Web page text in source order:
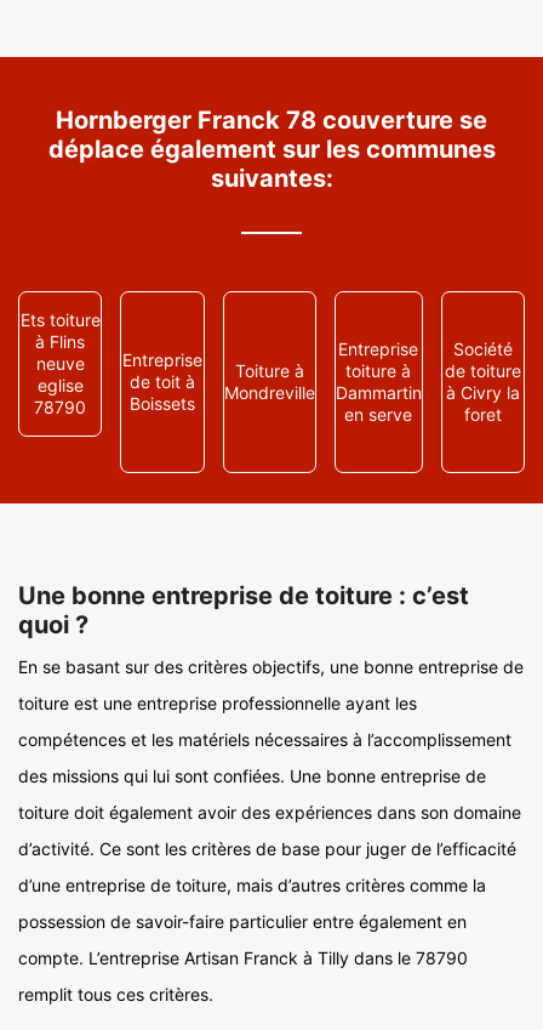
Hornberger Franck 78 couverture se
déplace également sur les communes
suivantes:
Ets toiture
à Flins
neuve
eglise
78790
Entreprise
de toit à
Boissets
Toiture à
Mondreville
Entreprise
toiture à
Dammartin
en serve
Société
de toiture
à Civry la
foret
Une bonne entreprise de toiture : c’est
quoi ?
En se basant sur des critères objectifs, une bonne entreprise de
toiture est une entreprise professionnelle ayant les
compétences et les matériels nécessaires à l’accomplissement
des missions qui lui sont confiées. Une bonne entreprise de
toiture doit également avoir des expériences dans son domaine
d’activité. Ce sont les critères de base pour juger de l’efficacité
d’une entreprise de toiture, mais d’autres critères comme la
possession de savoir-faire particulier entre également en
compte. L’entreprise Artisan Franck à Tilly dans le 78790
remplit tous ces critères.